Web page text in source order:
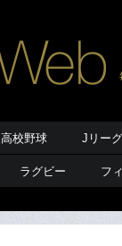
高校野球 Jリーグ
ラグビー フ